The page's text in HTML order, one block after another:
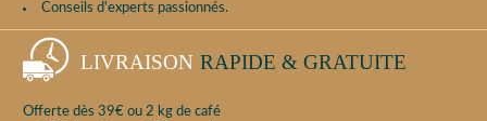
Conseils d'experts passionnés.
LIVRAISON RAPIDE & GRATUITE
Offerte dès 39€ ou 2 kg de café